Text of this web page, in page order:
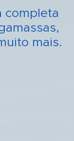
completa
mais.